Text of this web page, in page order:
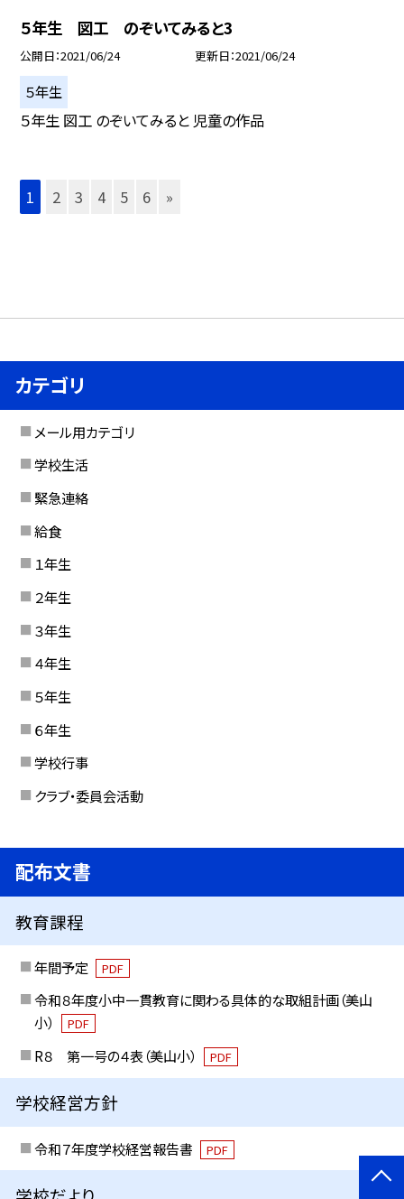
５年生 図工 のぞいてみると3
公開日 2021/06/24 更新日 2021/06/24
５年生
５年生 図工 のぞいてみると 児童の作品
1 2 3 4 5 6 »
カテゴリ
メール用カテゴリ
学校生活
緊急連絡
給食
１年生
２年生
３年生
４年生
５年生
６年生
学校行事
クラブ・委員会活動
配布文書
教育課程
年間予定 PDF
令和８年度小中一貫教育に関わる具体的な取組計画（美山
小）
PDF
R８ 第一号の４表（美山小） PDF
学校経営方針
令和７年度学校経営報告書 PDF